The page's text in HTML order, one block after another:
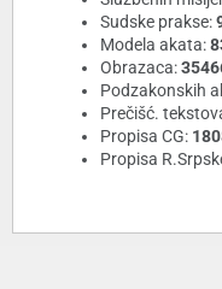
Sudske prakse:
Modela akata:
Obrazaca:
Podzakonskih
Prečišć.
Propisa CG:
Propisa